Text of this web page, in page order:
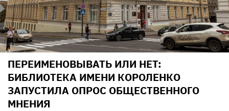
ПЕРЕИМЕНОВЫВАТЬ ИЛИ НЕТ:
БИБЛИОТЕКА ИМЕНИ КОРОЛЕНКО
ЗАПУСТИЛА ОПРОС ОБЩЕСТВЕННОГО
МНЕНИЯ